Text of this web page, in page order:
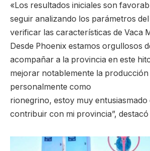
«Los resultados iniciales son
seguir analizando los parámetros
verificar las características de Vaca
Desde Phoenix estamos orgullosos
acompañar a la provincia en este
mejorar notablemente la producción
personalmente como
rionegrino, estoy muy entusiasmado
contribuir con mi provincia”,